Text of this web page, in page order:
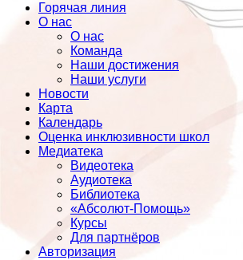
Горячая линия
О нас
О нас
Команда
Наши достижения
Наши услуги
Новости
Карта
Календарь
Оценка инклюзивности школ
Медиатека
Видеотека
Аудиотека
Библиотека
«Абсолют-Помощь»
Курсы
Для партнёров
Авторизация